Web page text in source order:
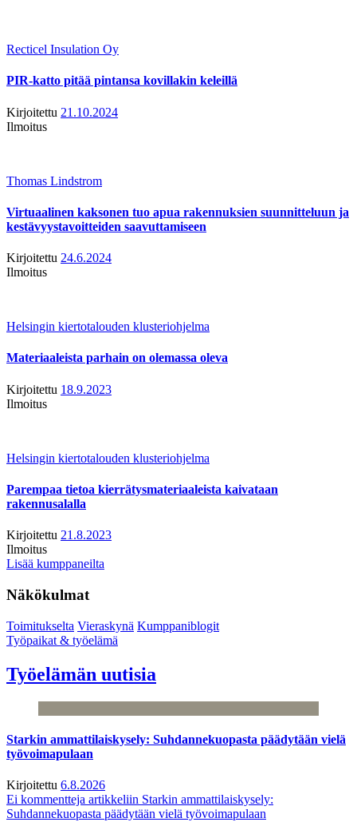
Recticel Insulation Oy
PIR-katto pitää pintansa kovillakin keleillä
Kirjoitettu 21.10.2024
Ilmoitus
Thomas Lindstrom
Virtuaalinen kaksonen tuo apua rakennuksien suunnitteluun ja
kestävyystavoitteiden saavuttamiseen
Kirjoitettu 24.6.2024
Ilmoitus
Helsingin kiertotalouden klusteriohjelma
Materiaaleista parhain on olemassa oleva
Kirjoitettu 18.9.2023
Ilmoitus
Helsingin kiertotalouden klusteriohjelma
Parempaa tietoa kierrätysmateriaaleista kaivataan
rakennusalalla
Kirjoitettu 21.8.2023
Ilmoitus
Lisää kumppaneilta
Näkökulmat
Toimitukselta Vieraskynä Kumppaniblogit
Työpaikat & työelämä
Työelämän uutisia
Starkin ammattilaiskysely: Suhdannekuopasta päädytään vielä
työvoimapulaan
Kirjoitettu 6.8.2026
Ei kommentteja artikkeliin Starkin ammattilaiskysely:
Suhdannekuopasta päädytään vielä työvoimapulaan